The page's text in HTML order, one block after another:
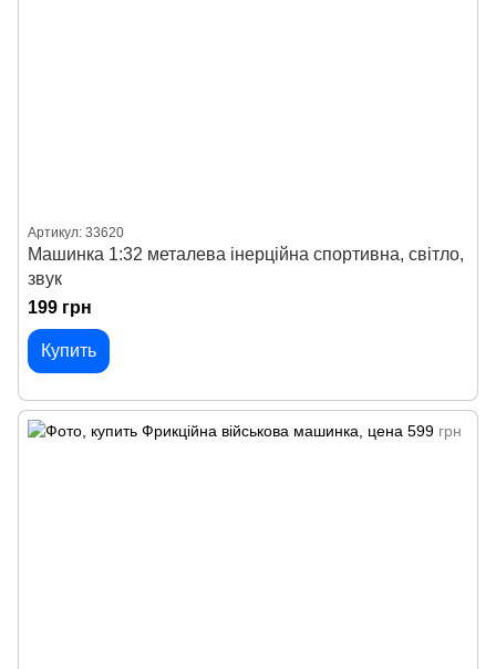
Артикул: 33620
Машинка 1:32 металева інерційна спортивна, світло,
звук
199 грн
Купить